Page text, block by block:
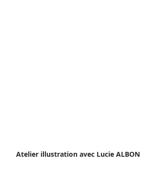
Atelier illustration avec Lucie ALBON